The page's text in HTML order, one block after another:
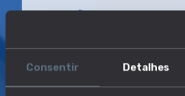
Consentir Detalhes
Diretor-geral do livro,